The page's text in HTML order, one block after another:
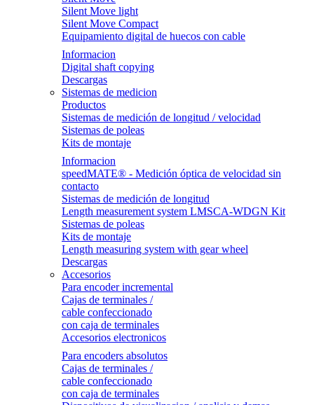
Silent Move light
Silent Move Compact
Equipamiento digital de huecos con cable
Informacion
Digital shaft copying
Descargas
Sistemas de medicion
Productos
Sistemas de medición de longitud / velocidad
Sistemas de poleas
Kits de montaje
Informacion
speedMATE® - Medición óptica de velocidad sin
contacto
Sistemas de medición de longitud
Length measurement system LMSCA-WDGN Kit
Sistemas de poleas
Kits de montaje
Length measuring system with gear wheel
Descargas
Accesorios
Para encoder incremental
Cajas de terminales /
cable confeccionado
con caja de terminales
Accesorios electronicos
Para encoders absolutos
Cajas de terminales /
cable confeccionado
con caja de terminales